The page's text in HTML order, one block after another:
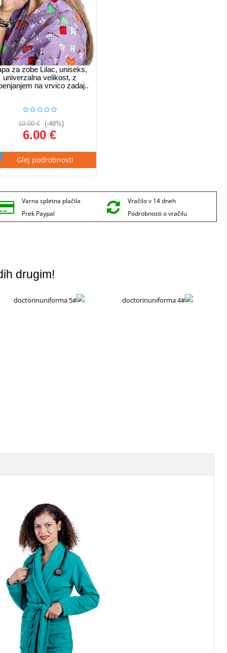
za zobe Lilac, uniseks,
univerzalna velikost, z
na vrvico zadaj..
10.00 € (-40%)
6.00 €
Glej podrobnosti
Varna spletna plačila
Prek Paypal
Vračilo v 14 dneh
Podrobnosti o vračilu
drugim!